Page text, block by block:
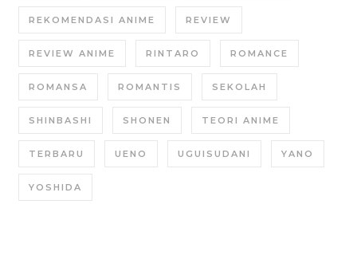
REKOMENDASI ANIME REVIEW
REVIEW ANIME RINTARO ROMANCE
ROMANSA ROMANTIS SEKOLAH
SHINBASHI SHONEN TEORI ANIME
TERBARU UENO UGUISUDANI YANO
YOSHIDA